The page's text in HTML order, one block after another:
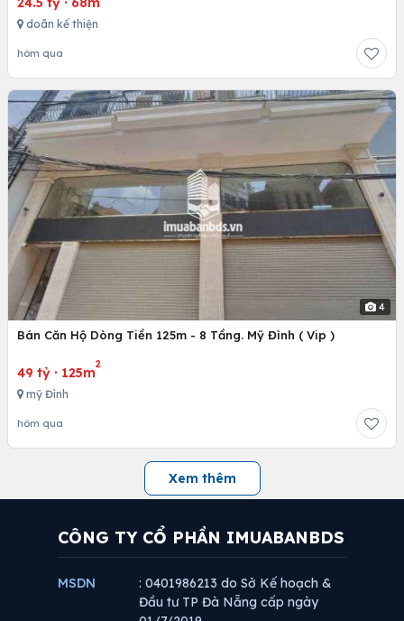
doãn kế thiện
hôm qua
4
Bán Căn Hộ Dòng Tiền 125m - 8 Tầng. Mỹ Đình ( Vip )
49 tỷ · 125m
2
mỹ Đình
hôm qua
Xem thêm
CÔNG TY CỔ PHẦN IMUABANBDS
MSDN
: 0401986213 do Sở Kế hoạch &
Đầu tư TP Đà Nẵng cấp ngày